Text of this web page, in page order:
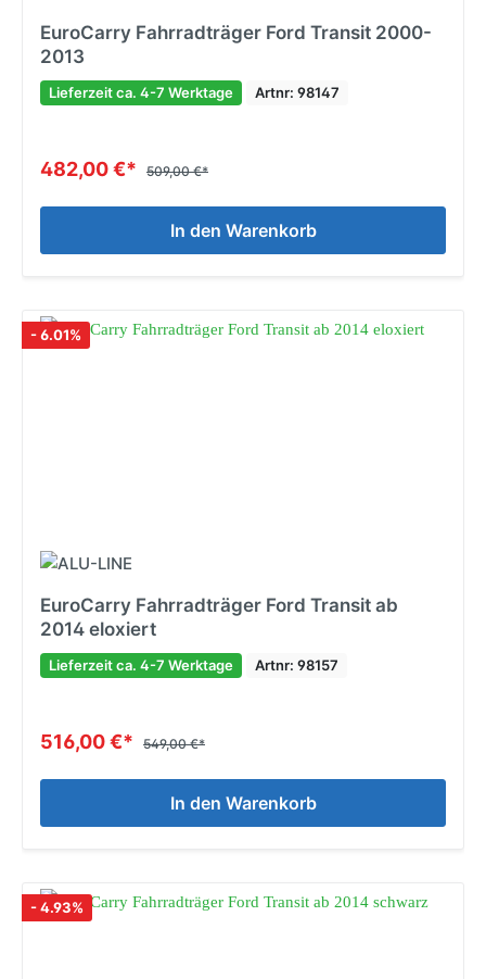
EuroCarry Fahrradträger Ford Transit 2000-
2013
Lieferzeit ca. 4-7 Werktage Artnr: 98147
482,00 €* 509,00 €*
In den Warenkorb
- 6.01%
EuroCarry Fahrradträger Ford Transit ab
2014 eloxiert
Lieferzeit ca. 4-7 Werktage Artnr: 98157
516,00 €* 549,00 €*
In den Warenkorb
- 4.93%